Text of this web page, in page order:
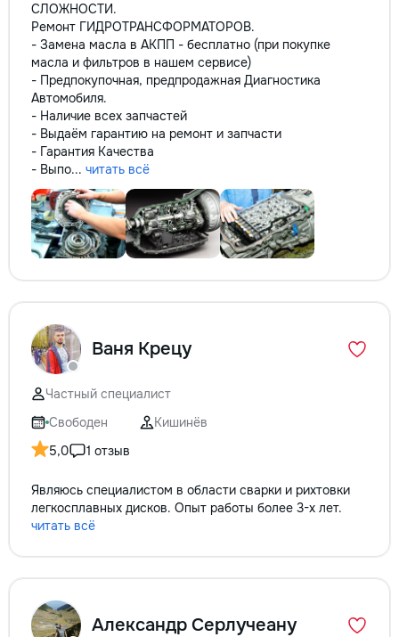
СЛОЖНОСТИ.
Ремонт ГИДРОТРАНСФОРМАТОРОВ.
- Замена масла в АКПП - бесплатно (при покупке
масла и фильтров в нашем сервисе)
- Предпокупочная, предпродажная Диагностика
Автомобиля.
- Наличие всех запчастей
- Выдаём гарантию на ремонт и запчасти
- Гарантия Качества
- Выпо... читать всё
Ваня Крецу
Частный специалист
Свободен
Кишинёв
5,0
1 отзыв
Являюсь специалистом в области сварки и рихтовки
легкосплавных дисков. Опыт работы более 3-х лет.
читать всё
Александр Серлучеану